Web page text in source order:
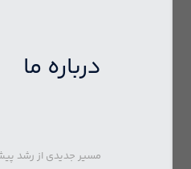
درباره ما
مسیر جدیدی از رشد